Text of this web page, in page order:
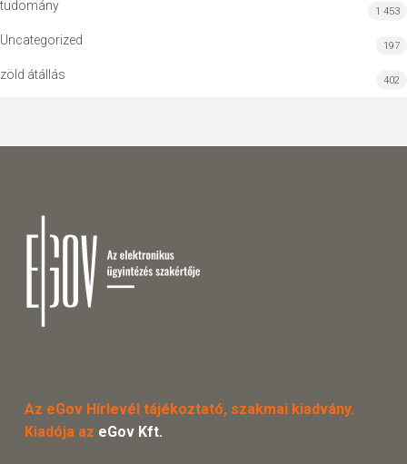
tudomány 1 453
Uncategorized 197
zöld átállás 402
Az eGov Hírlevél tájékoztató, szakmai kiadvány.
Kiadója az eGov Kft.